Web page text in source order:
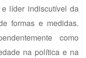
líder indiscutível da
formas e medidas.
como
na política e na